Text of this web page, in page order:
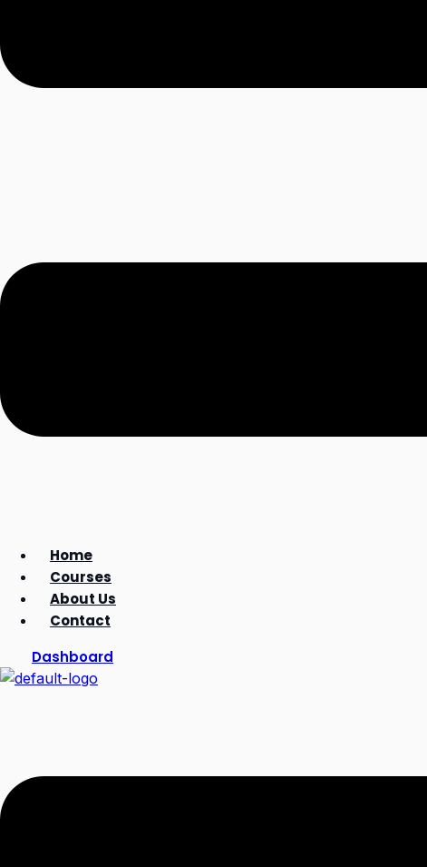
Home
Courses
About Us
Contact
Dashboard